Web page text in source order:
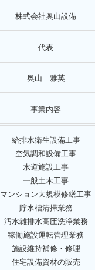
株式会社奥山設備
代表
奥山 雅英
事業内容
給排水衛生設備工事
空気調和設備工事
水道施設工事
一般土木工事
マンション大規模修繕工事
貯水槽清掃業務
汚水雑排水高圧洗浄業務
稼働施設運転管理業務
施設維持補修・修理
住宅設備資材の販売